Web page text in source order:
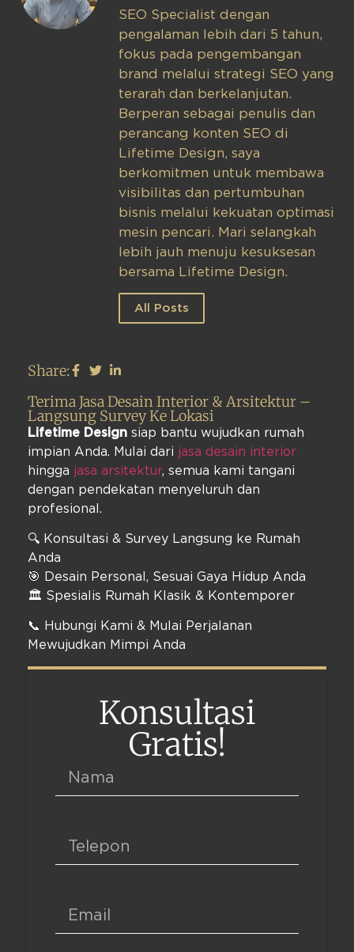
SEO Specialist dengan
pengalaman lebih dari 5 tahun,
fokus pada pengembangan
brand melalui strategi SEO yang
terarah dan berkelanjutan.
Berperan sebagai penulis dan
perancang konten SEO di
Lifetime Design, saya
berkomitmen untuk membawa
visibilitas dan pertumbuhan
bisnis melalui kekuatan optimasi
mesin pencari. Mari selangkah
lebih jauh menuju kesuksesan
bersama Lifetime Design.
All Posts
Share:
Terima Jasa Desain Interior & Arsitektur –
Langsung Survey Ke Lokasi
Lifetime Design siap bantu wujudkan rumah
impian Anda. Mulai dari jasa desain interior
hingga jasa arsitektur, semua kami tangani
dengan pendekatan menyeluruh dan
profesional.
🔍 Konsultasi & Survey Langsung ke Rumah
Anda
🎯 Desain Personal, Sesuai Gaya Hidup Anda
🏛️ Spesialis Rumah Klasik & Kontemporer
📞 Hubungi Kami & Mulai Perjalanan
Mewujudkan Mimpi Anda
Konsultasi
Gratis!